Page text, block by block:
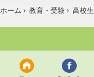
ホーム › 教育・受験 › 高校生